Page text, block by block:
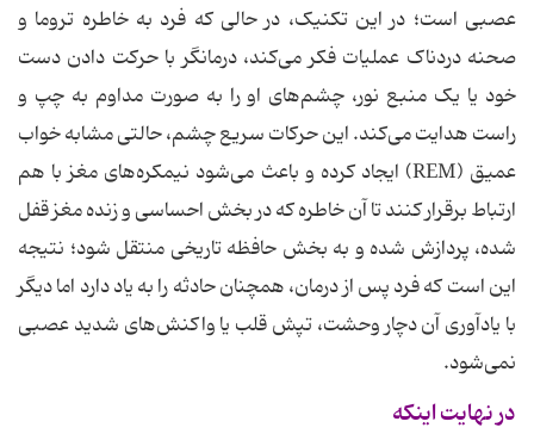
عصبی است؛ در این تکنیک، در حالی که فرد به خاطره تروما و
صحنه دردناک عملیات فکر می‌کند، درمانگر با حرکت دادن دست
خود یا یک منبع نور، چشم‌های او را به صورت مداوم به چپ و
راست هدایت می‌کند. این حرکات سریع چشم، حالتی مشابه خواب
عمیق (REM) ایجاد کرده و باعث می‌شود نیمکره‌های مغز با هم
ارتباط برقرار کنند تا آن خاطره که در بخش احساسی و زنده مغز قفل
شده، پردازش شده و به بخش حافظه تاریخی منتقل شود؛ نتیجه
این است که فرد پس از درمان، همچنان حادثه را به یاد دارد اما دیگر
با یادآوری آن دچار وحشت، تپش قلب یا واکنش‌های شدید عصبی
نمی‌شود.
در نهایت اینکه